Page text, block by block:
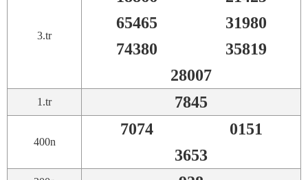
3.tr
65465
31980
74380
35819
28007
1.tr 7845
400n
7074
0151
3653